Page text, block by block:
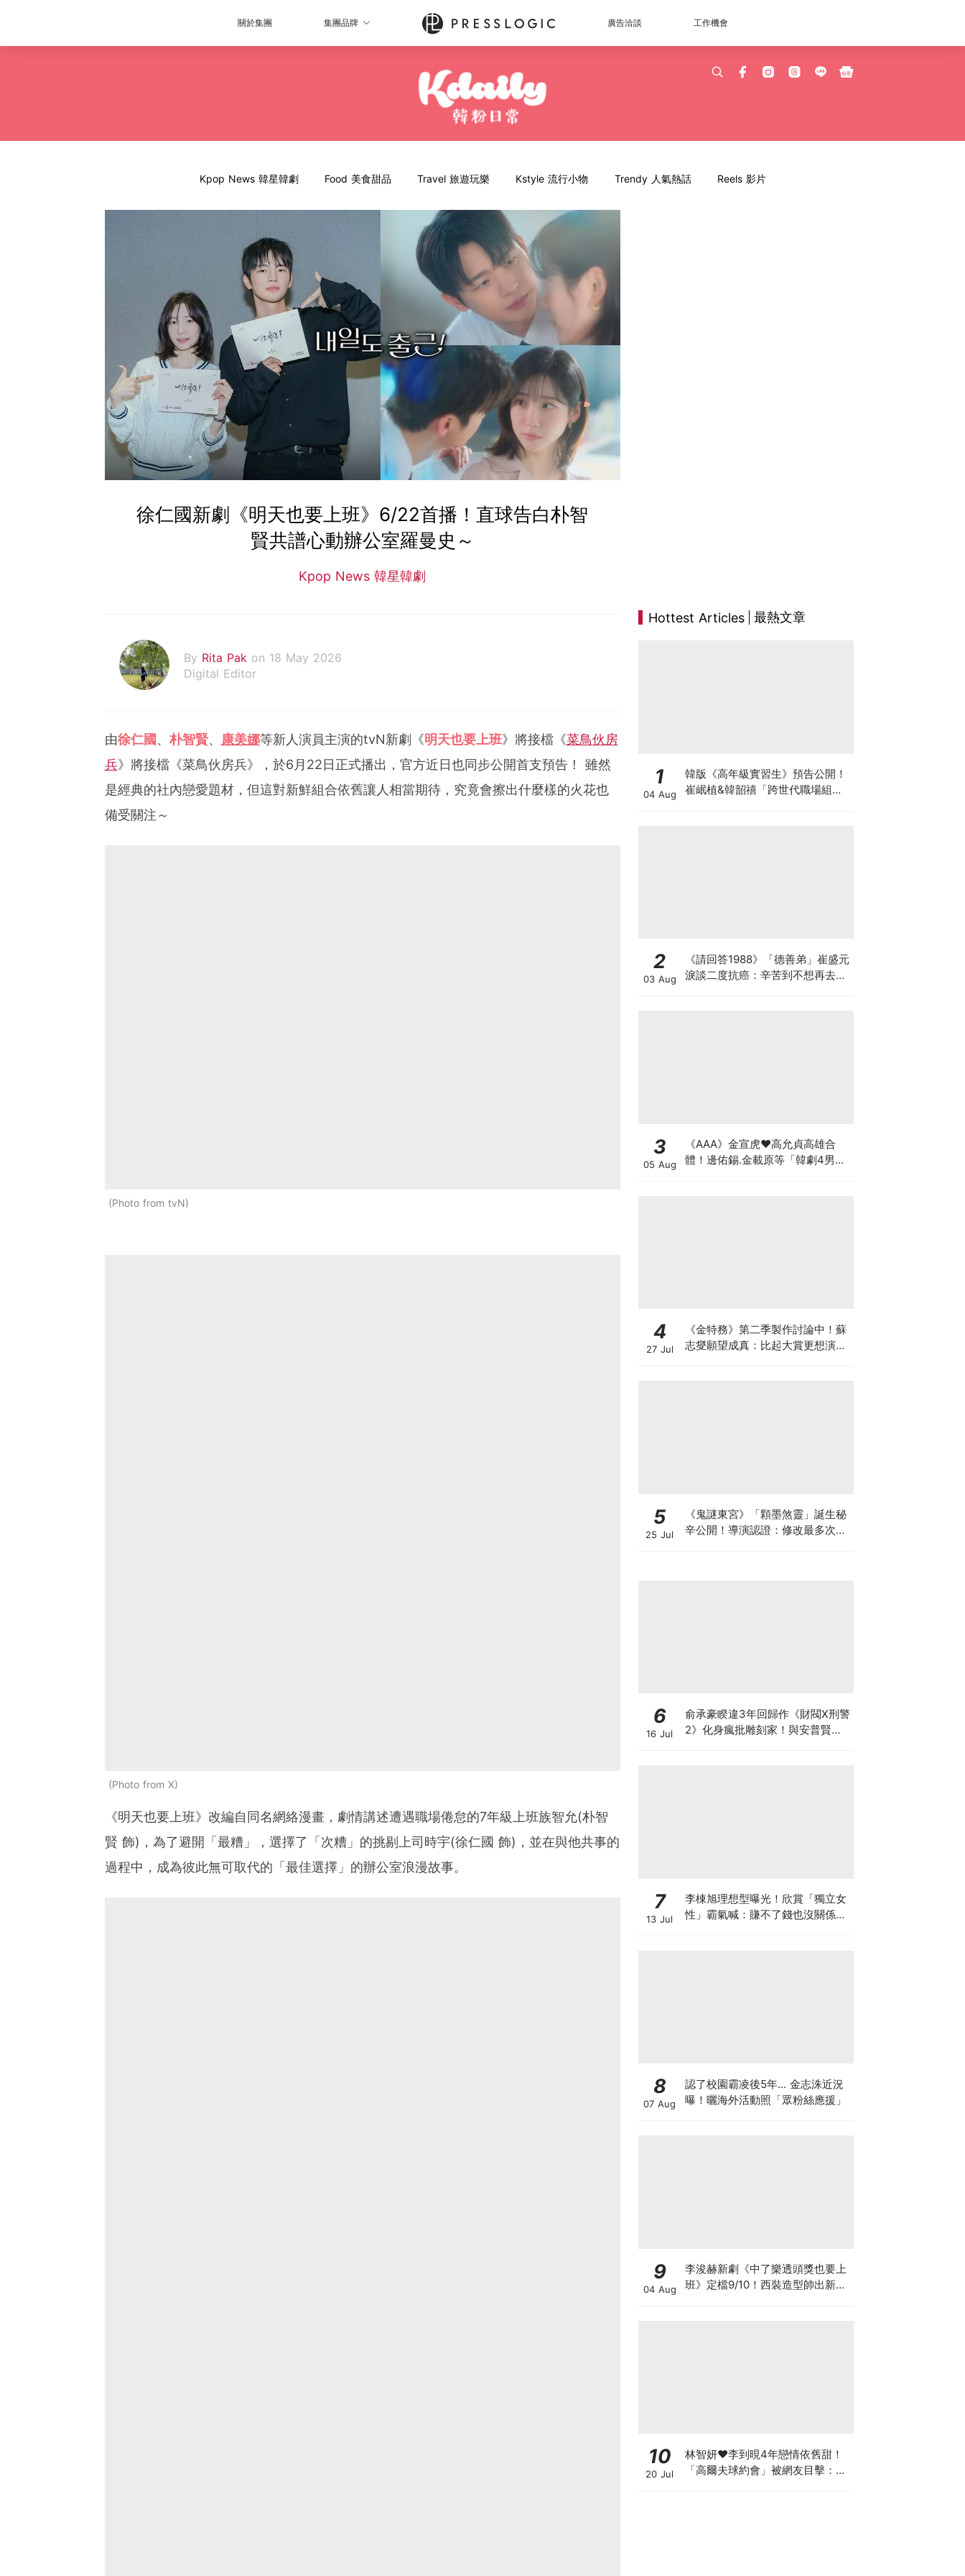
關於集團 集團品牌 廣告洽談 工作機會
Kpop News 韓星韓劇 Food 美食甜品 Travel 旅遊玩樂 Kstyle 流行小物 Trendy 人氣熱話 Reels 影片
徐仁國新劇《明天也要上班》6/22首播！直球告白朴智
賢共譜心動辦公室羅曼史～
Kpop News 韓星韓劇
By Rita Pak on 18 May 2026
Digital Editor
由徐仁國 、朴智賢、 康美娜等新人演員主演的tvN新劇《明天也要上班》將接檔《菜鳥伙房
兵》 將接檔《菜鳥伙房兵》，於6月22日正式播出，官方近日也同步公開首支預告！ 雖然
是經典的社內戀愛題材，但這對新鮮組合依舊讓人相當期待，究竟會擦出什麼樣的火花也
備受關注～
Photo from tvN
Photo from X
《明天也要上班》改編自同名網絡漫畫，劇情講述遭遇職場倦怠的7年級上班族智允(朴智
賢 飾)，為了避開「最糟」，選擇了「次糟」的挑剔上司時宇(徐仁國 飾)，並在與他共事的
過程中，成為彼此無可取代的「最佳選擇」的辦公室浪漫故事。
Hottest Articles 最熱文章
1
04 Aug
韓版《高年級實習生》預告公開！
崔岷植&韓韶禧「跨世代職場組
2
03 Aug
《請回答1988》「德善弟」崔盛元
淚談二度抗癌：辛苦到不想再去回
3
05 Aug
《AAA》金宣虎♥高允貞高雄合
體！邊佑錫.金載原等「韓劇4男
4
27 Jul
《金特務》第二季製作討論中！蘇
志燮願望成真：比起大賞更想演續
5
25 Jul
《鬼謎東宮》「顆墨煞靈」誕生秘
辛公開！導演認證：修改最多次的
6
16 Jul
俞承豪睽違3年回歸作《財閥X刑警
2》化身瘋批雕刻家！與安普賢從
7
13 Jul
李棟旭理想型曝光！欣賞「獨立女
性」霸氣喊：賺不了錢也沒關係，
8
07 Aug
認了校園霸凌後5年... 金志洙近況
曝！曬海外活動照「眾粉絲應援」
9
04 Aug
李浚赫新劇《中了樂透頭獎也要上
班》定檔9/10！西裝造型帥出新高
10
20 Jul
林智妍♥李到晛4年戀情依舊甜！
「高爾夫球約會」被網友目擊：還